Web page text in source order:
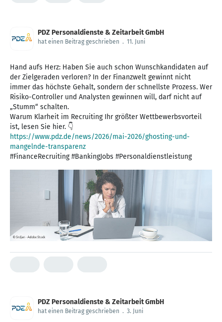
PDZ Personaldienste & Zeitarbeit GmbH
hat einen Beitrag geschrieben . 11. Juni
Hand aufs Herz: Haben Sie auch schon Wunschkandidaten auf
der Zielgeraden verloren? In der Finanzwelt gewinnt nicht
immer das höchste Gehalt, sondern der schnellste Prozess. Wer
Risiko-Controller und Analysten gewinnen will, darf nicht auf
„Stumm“ schalten.
Warum Klarheit im Recruiting Ihr größter Wettbewerbsvorteil
https://www.pdz.de/news/2026/mai-2026/ghosting-und-
mangelnde-transparenz
#FinanceRecruiting #BankingJobs #Personaldienstleistung
PDZ Personaldienste & Zeitarbeit GmbH
hat einen Beitrag geschrieben . 3. Juni